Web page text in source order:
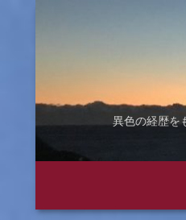
異色の経歴を